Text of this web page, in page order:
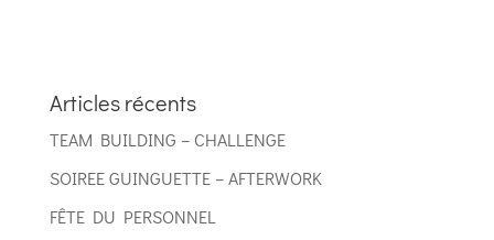
Articles récents
TEAM BUILDING – CHALLENGE
SOIREE GUINGUETTE – AFTERWORK
FÊTE DU PERSONNEL